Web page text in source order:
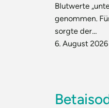
Blutwerte
genommen.
sorgte der…
6. August 2026